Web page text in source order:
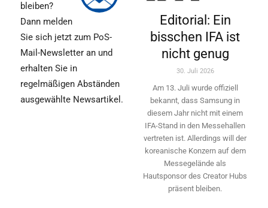
bleiben?
Dann melden
Sie sich jetzt zum PoS-
Mail-Newsletter an und
erhalten Sie in
regelmäßigen Abständen
ausgewählte Newsartikel.
Editorial: Ein
bisschen IFA ist
nicht genug
30. Juli 2026
Am 13. Juli wurde offiziell
bekannt, dass Samsung in
diesem Jahr nicht mit einem
IFA-Stand in den Messehallen
vertreten ist. Allerdings will ­der
koreanische Konzern auf dem
Messegelände als
Hautsponsor des Creator Hubs
präsent bleiben.